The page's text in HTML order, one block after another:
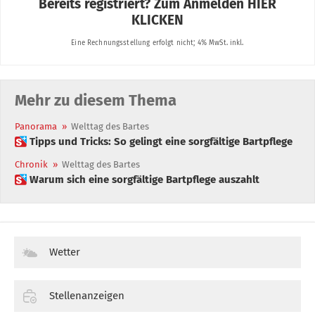
Mehr zu diesem Thema
Panorama » Welttag des Bartes
 Tipps und Tricks: So gelingt eine sorgfältige Bartpflege
Chronik » Welttag des Bartes
 Warum sich eine sorgfältige Bartpflege auszahlt
Wetter
Stellenanzeigen